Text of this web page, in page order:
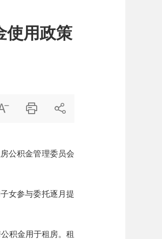
使用政策
 
公积金管理委员会
女参与委托逐月提
积金用于租房。租